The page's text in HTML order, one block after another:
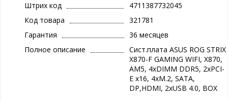
Штрих код
4711387732045
Код товара
321781
Гарантия
36 месяцев
Полное описание
Сист.плата ASUS ROG STRIX
X870-F GAMING WIFI, X870,
AM5, 4xDIMM DDR5, 2xPCI-
E x16, 4xM.2, SATA,
DP,HDMI, 2xUSB 4.0, BOX